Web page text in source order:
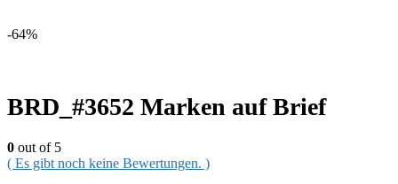
-64%
BRD_#3652 Marken auf Brief
0 out of 5
( Es gibt noch keine Bewertungen. )